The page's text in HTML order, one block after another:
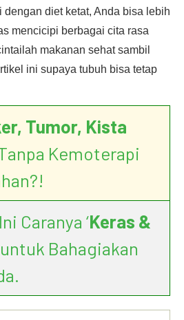
dengan diet ketat, Anda bisa lebih
mencicipi berbagai cita rasa
makanan sehat sambil
ini supaya tubuh bisa tetap
Tumor, Kista
Kemoterapi
Caranya ‘Keras &
untuk Bahagiakan